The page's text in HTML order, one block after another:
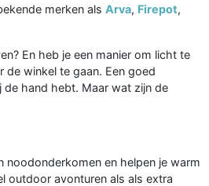
merken als Arva, Firepot,
En heb je een manier om licht te
de winkel te gaan. Een goed
hand hebt. Maar wat zijn de
noodonderkomen en helpen je warm
outdoor avonturen als als extra